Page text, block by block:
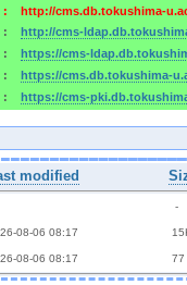
:
http://cms.db.tokushima-
:
http://cms-
:
https://cms-
:
https://cms.db.tokushima-
: https://cms-
modified
  -
08-06 08:17
08-06 08:17 77